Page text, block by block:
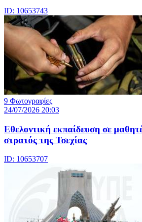
ID: 10653743
9 Φωτογραφίες
24/07/2026 20:03
Eθελοντική εκπαίδευση σε
στρατός της Τσεχίας
ID: 10653707